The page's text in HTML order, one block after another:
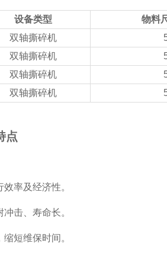
设备类型
物料
双轴撕碎机
双轴撕碎机
双轴撕碎机
双轴撕碎机
点
率及经济性。
击、寿命长。
短维保时间。